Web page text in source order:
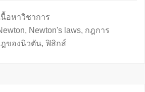
นื้อหาวิชาการ
, Newton's laws, กฎการ
ของนิวตัน, ฟิสิกส์